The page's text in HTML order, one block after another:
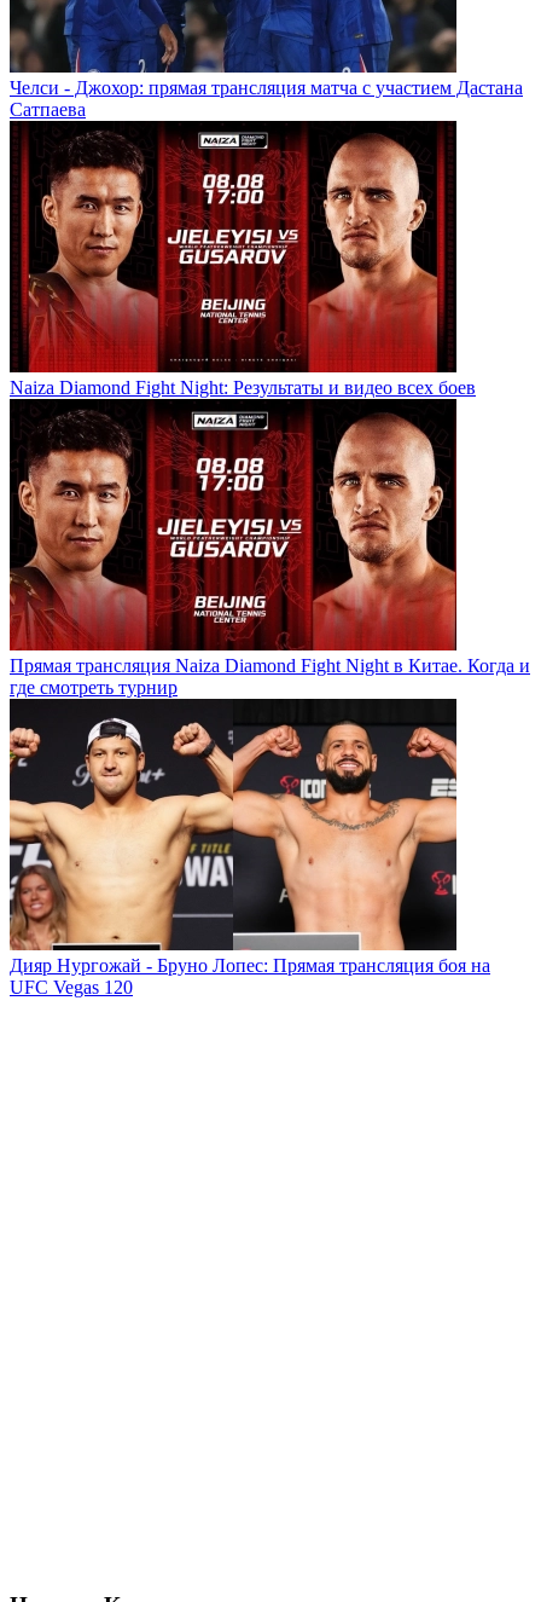
Челси - Джохор: прямая трансляция матча с участием Дастана
Сатпаева
Naiza Diamond Fight Night: Результаты и видео всех боев
Прямая трансляция Naiza Diamond Fight Night в Китае. Когда и
где смотреть турнир
Дияр Нургожай - Бруно Лопес: Прямая трансляция боя на
UFC Vegas 120